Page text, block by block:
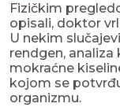
Fizičkim
opisali, doktor
U nekim
rendgen,
mokraćne
kojom se
organizmu.